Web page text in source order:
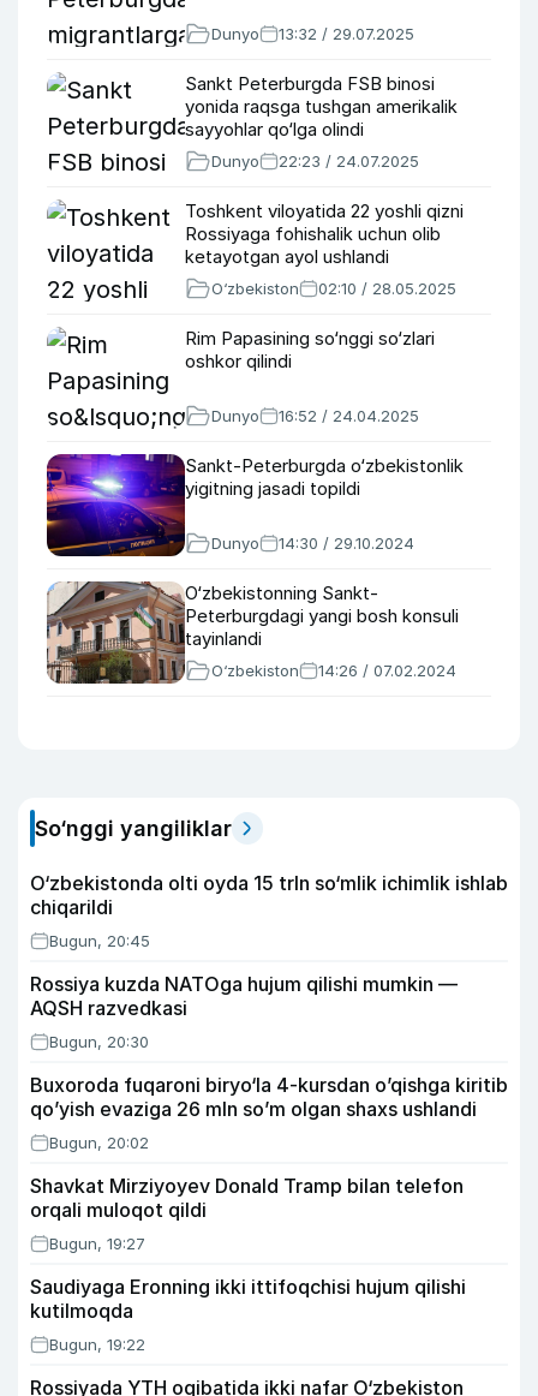
Dunyo 13:32 / 29.07.2025
Sankt Peterburgda FSB binosi
yonida raqsga tushgan amerikalik
sayyohlar qo‘lga olindi
Dunyo 22:23 / 24.07.2025
Toshkent viloyatida 22 yoshli qizni
Rossiyaga fohishalik uchun olib
ketayotgan ayol ushlandi
O‘zbekiston 02:10 / 28.05.2025
Rim Papasining so‘nggi so‘zlari
oshkor qilindi
Dunyo 16:52 / 24.04.2025
Sankt-Peterburgda o‘zbekistonlik
yigitning jasadi topildi
Dunyo 14:30 / 29.10.2024
O‘zbekistonning Sankt-
Peterburgdagi yangi bosh konsuli
tayinlandi
O‘zbekiston 14:26 / 07.02.2024
So‘nggi yangiliklar
O‘zbekistonda olti oyda 15 trln so‘mlik ichimlik ishlab
chiqarildi
Bugun, 20:45
Rossiya kuzda NATOga hujum qilishi mumkin —
AQSH razvedkasi
Bugun, 20:30
Buxoroda fuqaroni biryo‘la 4-kursdan o’qishga kiritib
qo’yish evaziga 26 mln so’m olgan shaxs ushlandi
Bugun, 20:02
Shavkat Mirziyoyev Donald Tramp bilan telefon
orqali muloqot qildi
Bugun, 19:27
Saudiyaga Eronning ikki ittifoqchisi hujum qilishi
kutilmoqda
Bugun, 19:22
Rossiyada YTH oqibatida ikki nafar O‘zbekiston